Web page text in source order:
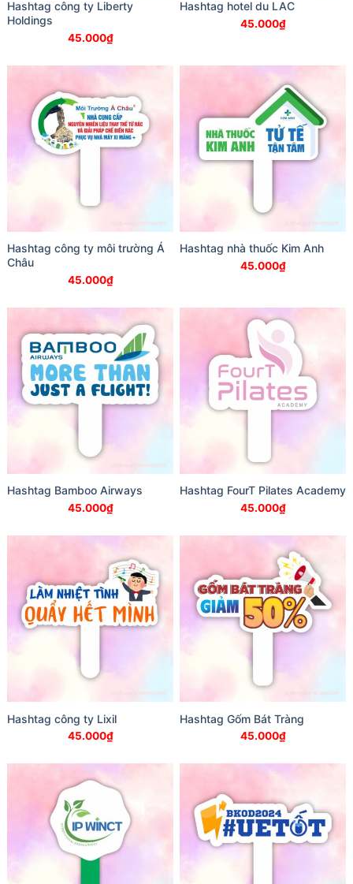
Hashtag công ty Liberty
Holdings
45.000₫
Hashtag hotel du LAC
45.000₫
Hashtag công ty môi trường Á
Châu
45.000₫
Hashtag nhà thuốc Kim Anh
45.000₫
Hashtag Bamboo Airways
45.000₫
Hashtag FourT Pilates Academy
45.000₫
Hashtag công ty Lixil
45.000₫
Hashtag Gốm Bát Tràng
45.000₫